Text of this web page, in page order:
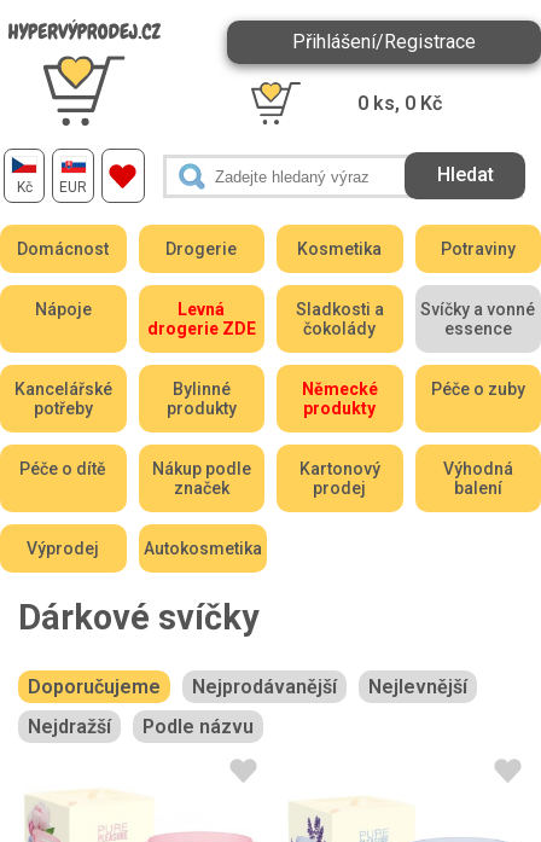
Kč EUR
Přihlášení/Registrace
0 ks, 0 Kč
Domácnost Drogerie Kosmetika Potraviny
Nápoje
Levná
drogerie ZDE
Sladkosti a
čokolády
Svíčky a vonné
essence
Kancelářské
potřeby
Bylinné
produkty
Německé
produkty
Péče o zuby
Péče o dítě
Nákup podle
značek
Kartonový
prodej
Výhodná
balení
Výprodej Autokosmetika
Dárkové svíčky
Doporučujeme Nejprodávanější
Nejlevnější
Nejdražší
Podle názvu